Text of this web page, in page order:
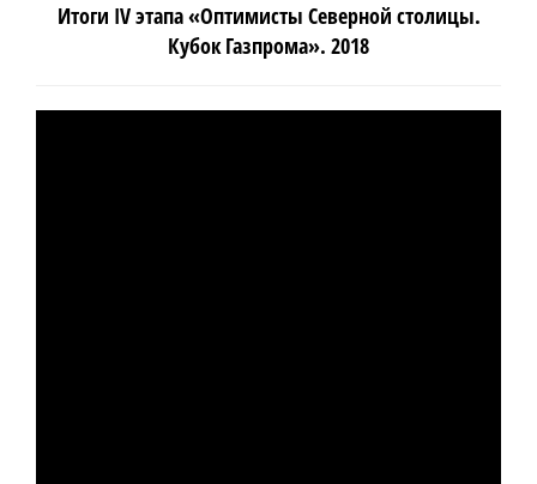
Итоги IV этапа «Оптимисты Северной столицы.
Кубок Газпрома». 2018